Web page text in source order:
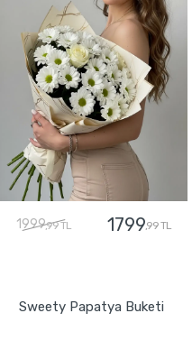
1999,99 TL 1799,99 TL
Sweety Papatya Buketi